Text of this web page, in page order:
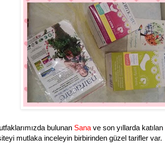
bulunan Sana ve son yıllarda katılan
mutlaka inceleyin birbirinden güzel tarifler var.